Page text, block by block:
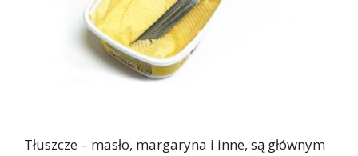
Tłuszcze – masło, margaryna i inne, są głównym